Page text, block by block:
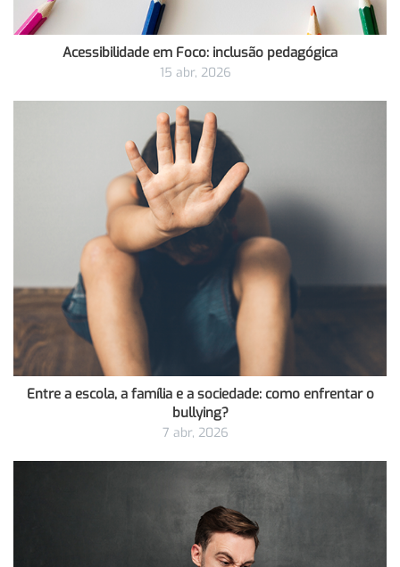
Acessibilidade em Foco: inclusão pedagógica
15 abr, 2026
Entre a escola, a família e a sociedade: como enfrentar o
bullying?
7 abr, 2026